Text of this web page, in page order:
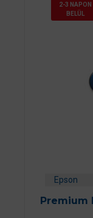
2-3 NAPON
BELÜL
Epson
Premium